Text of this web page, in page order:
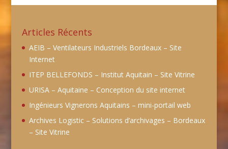
Articles Récents
AEIB – Ventilateurs Industriels Bordeaux – Site
Internet
ITEP BELLEFONDS – Institut Aquitain – Site Vitrine
URISA – Aquitaine – Conception du site internet
Ingénieurs Vignerons Aquitains – mini-portail web
Archives Logistic – Solutions d’archivages – Bordeaux
– Site Vitrine